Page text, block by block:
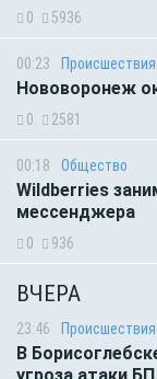
0 5936
00:23 Происшествия
Нововоронеж
0 2581
00:18 Общество
Wildberries
мессенджера
0 936
ВЧЕРА
23:46 Происшествия
В
угроза атаки